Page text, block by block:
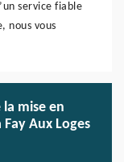
service fiable
nous vous
mise en
Aux Loges